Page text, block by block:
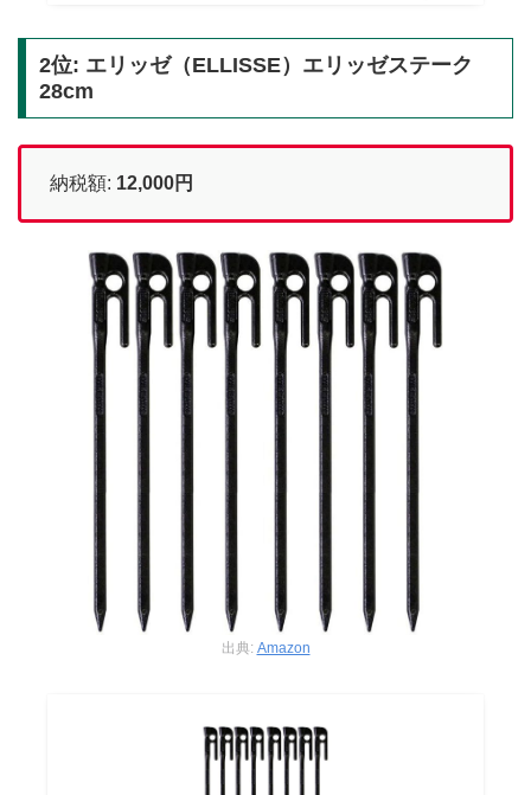
2位: エリッゼ（ELLISSE）エリッゼステーク
28cm
納税額: 12,000円
出典: Amazon